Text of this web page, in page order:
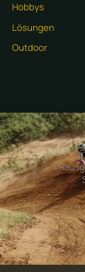
Hobbys
Lösungen
Outdoor